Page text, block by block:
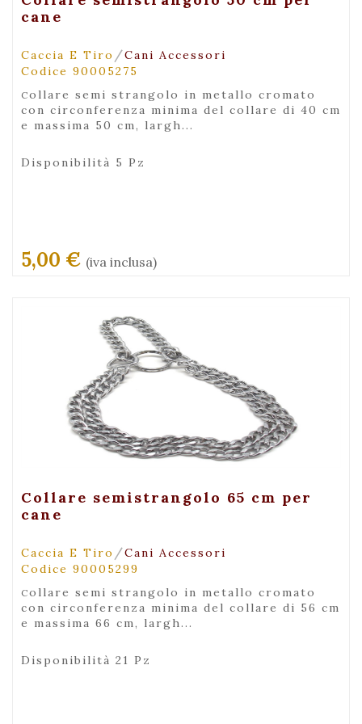
cane
Caccia E Tiro /Cani Accessori
Codice 90005275
collare semi strangolo in metallo cromato
con circonferenza minima del collare di 40 cm
e massima 50 cm, largh...
Disponibilità 5 Pz
5,00 € (iva inclusa)
+ Visualizza
Collare semistrangolo 65 cm per
cane
Caccia E Tiro /Cani Accessori
Codice 90005299
collare semi strangolo in metallo cromato
con circonferenza minima del collare di 56 cm
e massima 66 cm, largh...
Disponibilità 21 Pz